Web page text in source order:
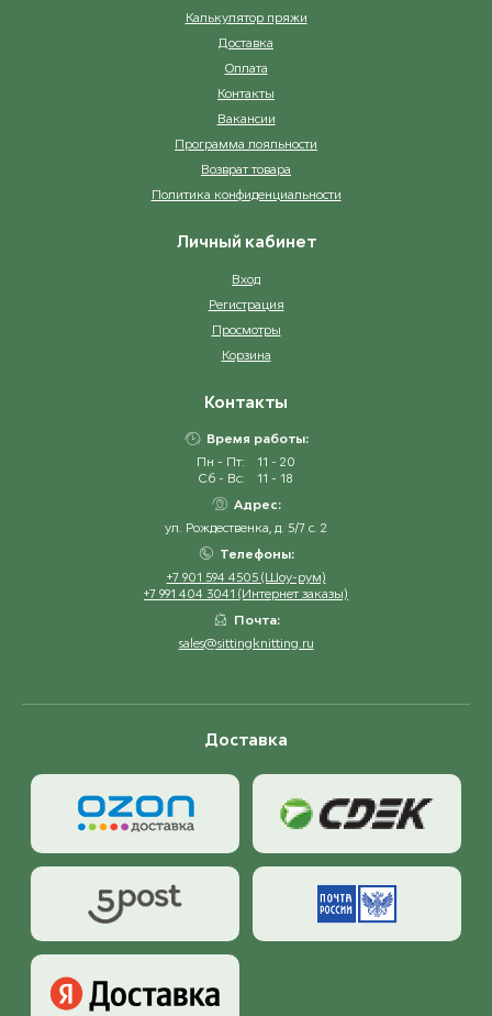
Калькулятор пряжи
Доставка
Оплата
Контакты
Вакансии
Программа лояльности
Возврат товара
Политика конфиденциальности
Личный кабинет
Вход
Регистрация
Просмотры
Корзина
Контакты
Время работы:
Пн - Пт:
11 - 20
Сб - Вс:
11 - 18
Адрес:
ул. Рождественка, д. 5/7 с. 2
Телефоны:
+7 901 594 4505 (Шоу-рум)
+7 991 404 3041 (Интернет заказы)
Почта:
sales@sittingknitting.ru
Доставка